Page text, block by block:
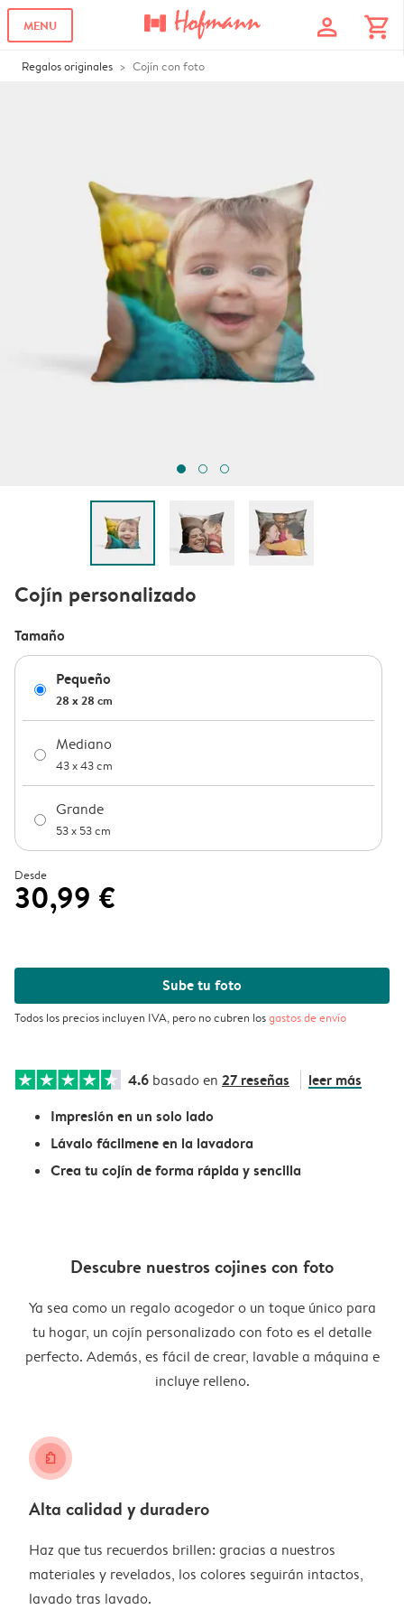
MENU profile shopping_cart
Regalos originales Cojín con foto
Cojín personalizado
Tamaño
Pequeño
28 x 28 cm
Mediano
43 x 43 cm
Grande
53 x 53 cm
Desde
30,99 €
Sube tu foto
Todos los precios incluyen IVA, pero no cubren losgastos de envío
4.6 basado en 27 reseñas
leer más
Impresión en un solo lado
Lávalo fácilmene en la lavadora
Crea tu cojín de forma rápida y sencilla
Descubre nuestros cojines con foto
Ya sea como un regalo acogedor o un toque único para
tu hogar, un cojín personalizado con foto es el detalle
perfecto. Además, es fácil de crear, lavable a máquina e
incluye relleno.
puzzle
Alta calidad y duradero
Haz que tus recuerdos brillen: gracias a nuestros
materiales y revelados, los colores seguirán intactos,
lavado tras lavado.